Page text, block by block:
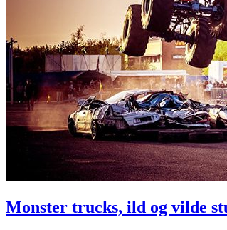
Monster trucks, ild og vilde